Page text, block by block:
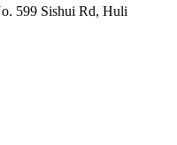
599 Sishui Rd, Huli